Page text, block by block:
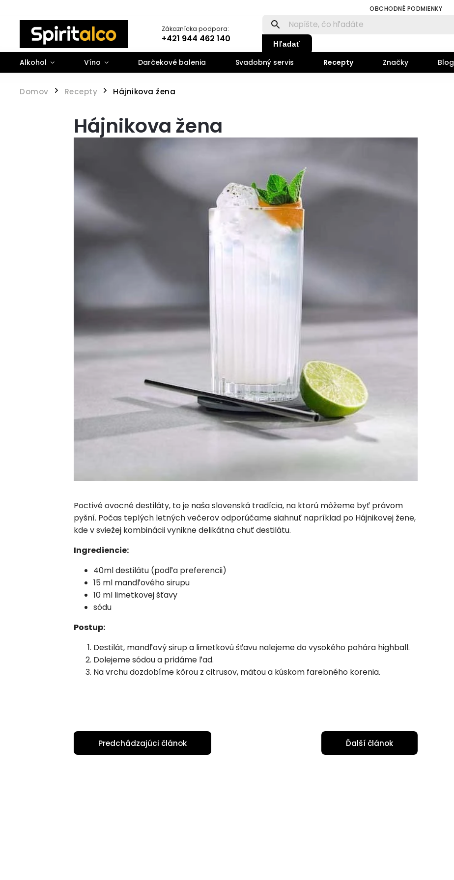
OBCHODNÉ PODMIENKY
Zákaznícka podpora:
+421 944 462 140 Hľadať
Alkohol Víno Darčekové balenia Svadobný servis Recepty Značky Blog
Domov / Recepty / Hájnikova žena
Hájnikova žena
Poctivé ovocné destiláty, to je naša slovenská tradícia, na ktorú môžeme byť právom
pyšní. Počas teplých letných večerov odporúčame siahnuť napríklad po Hájnikovej žene,
kde v sviežej kombinácii vynikne delikátna chuť destilátu.
Ingrediencie:
40ml destilátu (podľa preferencii)
15 ml mandľového sirupu
10 ml limetkovej šťavy
sódu
Postup:
Destilát, mandľový sirup a limetkovú šťavu nalejeme do vysokého pohára highball.
Dolejeme sódou a pridáme ľad.
Na vrchu dozdobíme kôrou z citrusov, mätou a kúskom farebného korenia.
Predchádzajúci článok Ďalší článok